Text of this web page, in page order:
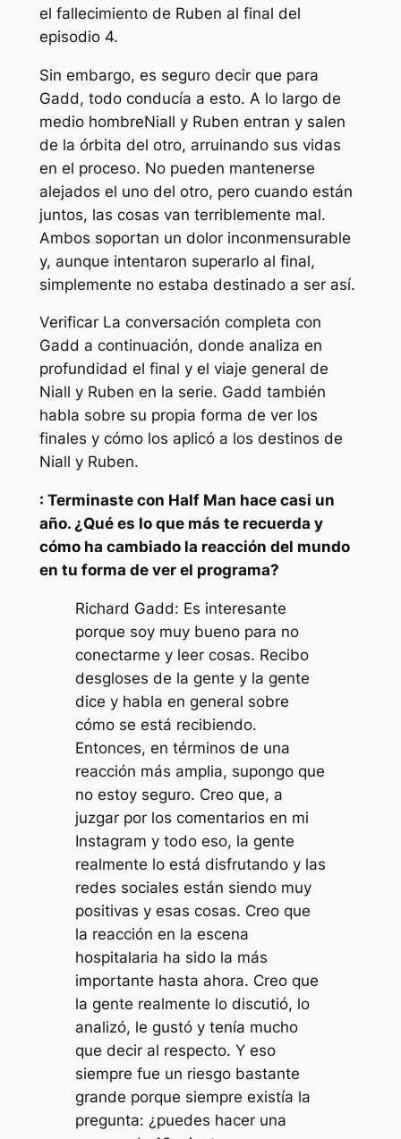
el fallecimiento de Ruben al final del
episodio 4.
Sin embargo, es seguro decir que para
Gadd, todo conducía a esto. A lo largo de
medio hombreNiall y Ruben entran y salen
de la órbita del otro, arruinando sus vidas
en el proceso. No pueden mantenerse
alejados el uno del otro, pero cuando están
juntos, las cosas van terriblemente mal.
Ambos soportan un dolor inconmensurable
y, aunque intentaron superarlo al final,
simplemente no estaba destinado a ser así.
Verificar La conversación completa con
Gadd a continuación, donde analiza en
profundidad el final y el viaje general de
Niall y Ruben en la serie. Gadd también
habla sobre su propia forma de ver los
finales y cómo los aplicó a los destinos de
Niall y Ruben.
: Terminaste con Half Man hace casi un
año. ¿Qué es lo que más te recuerda y
cómo ha cambiado la reacción del mundo
en tu forma de ver el programa?
Richard Gadd: Es interesante
porque soy muy bueno para no
conectarme y leer cosas. Recibo
desgloses de la gente y la gente
dice y habla en general sobre
cómo se está recibiendo.
Entonces, en términos de una
reacción más amplia, supongo que
no estoy seguro. Creo que, a
juzgar por los comentarios en mi
Instagram y todo eso, la gente
realmente lo está disfrutando y las
redes sociales están siendo muy
positivas y esas cosas. Creo que
la reacción en la escena
hospitalaria ha sido la más
importante hasta ahora. Creo que
la gente realmente lo discutió, lo
analizó, le gustó y tenía mucho
que decir al respecto. Y eso
siempre fue un riesgo bastante
grande porque siempre existía la
pregunta: ¿puedes hacer una